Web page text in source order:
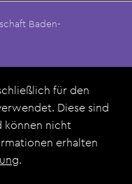
Baden-
der MFG Medien-
mbH und allen Film
für den
Diese sind
können nicht
erhalten
.